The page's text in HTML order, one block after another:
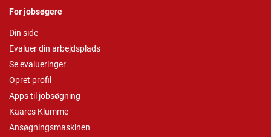
For jobsøgere
Din side
Evaluer din arbejdsplads
Se evalueringer
Opret profil
Apps til jobsøgning
Kaares Klumme
Ansøgningsmaskinen